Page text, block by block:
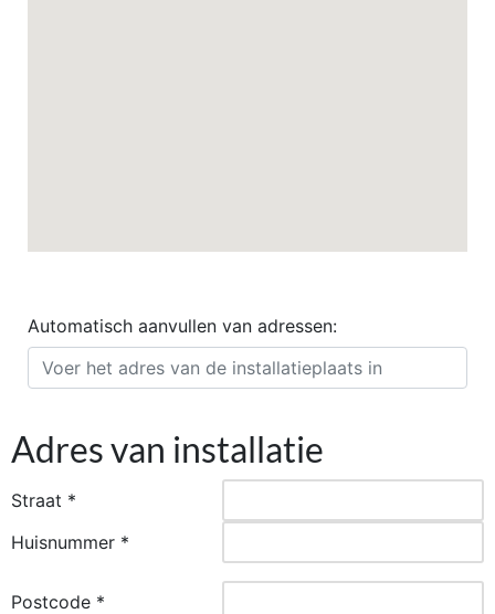
Automatisch aanvullen van adressen:
Adres van installatie
Straat *
Huisnummer *
Postcode *